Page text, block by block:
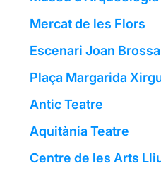
Mercat de les Flors
Escenari Joan Brossa
Plaça Margarida
Antic Teatre
Aquitània Teatre
Centre de les Arts